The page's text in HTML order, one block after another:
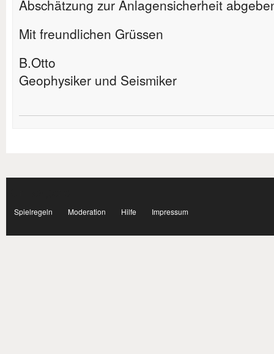
Abschätzung zur Anlagensicherheit
Mit freundlichen Grüssen
B.Otto
Geophysiker und Seismiker
Spielregeln Moderation Hilfe Impressum